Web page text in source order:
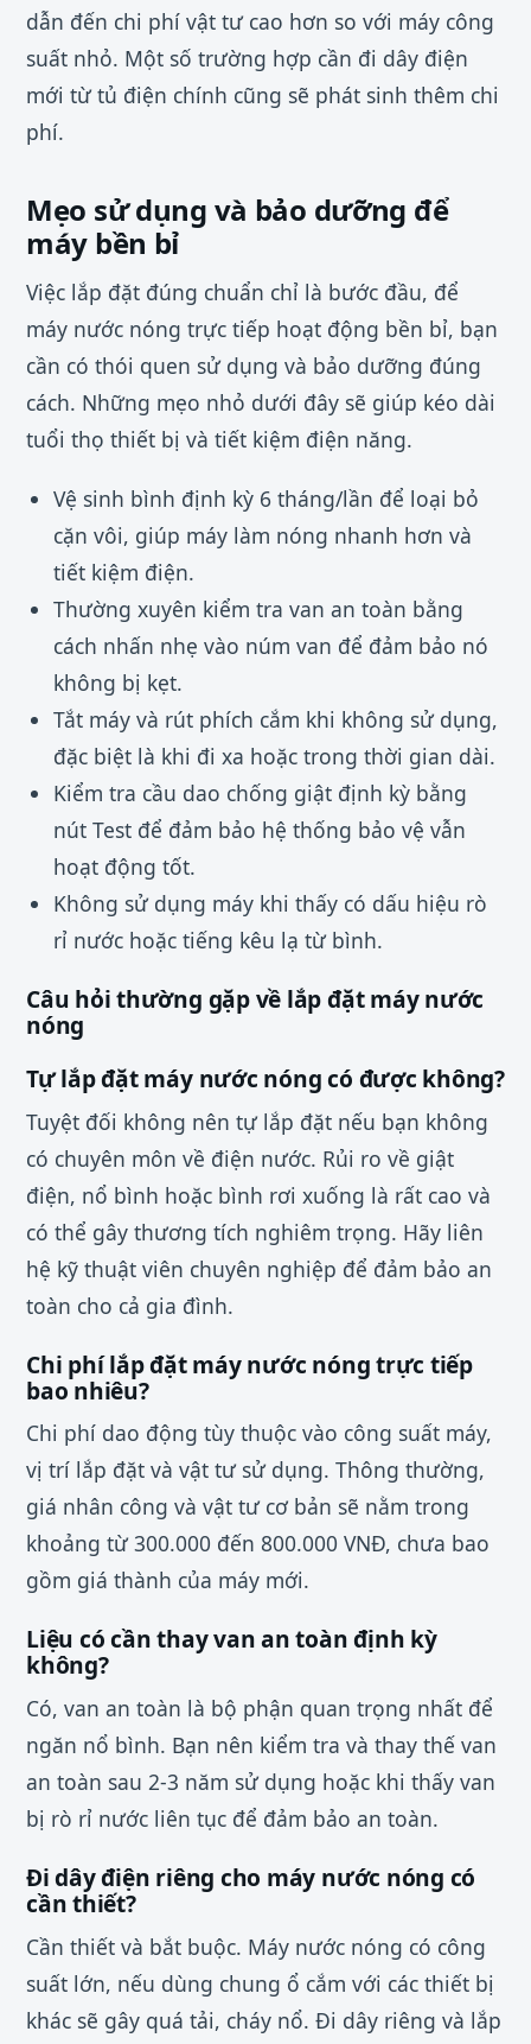
dẫn đến chi phí vật tư cao hơn so với máy công
suất nhỏ. Một số trường hợp cần đi dây điện
mới từ tủ điện chính cũng sẽ phát sinh thêm chi
phí.
Mẹo sử dụng và bảo dưỡng để
máy bền bỉ
Việc lắp đặt đúng chuẩn chỉ là bước đầu, để
máy nước nóng trực tiếp hoạt động bền bỉ, bạn
cần có thói quen sử dụng và bảo dưỡng đúng
cách. Những mẹo nhỏ dưới đây sẽ giúp kéo dài
tuổi thọ thiết bị và tiết kiệm điện năng.
Vệ sinh bình định kỳ 6 tháng/lần để loại bỏ
cặn vôi, giúp máy làm nóng nhanh hơn và
tiết kiệm điện.
Thường xuyên kiểm tra van an toàn bằng
cách nhấn nhẹ vào núm van để đảm bảo nó
không bị kẹt.
Tắt máy và rút phích cắm khi không sử dụng,
đặc biệt là khi đi xa hoặc trong thời gian dài.
Kiểm tra cầu dao chống giật định kỳ bằng
nút Test để đảm bảo hệ thống bảo vệ vẫn
hoạt động tốt.
Không sử dụng máy khi thấy có dấu hiệu rò
rỉ nước hoặc tiếng kêu lạ từ bình.
Câu hỏi thường gặp về lắp đặt máy nước
nóng
Tự lắp đặt máy nước nóng có được không?
Tuyệt đối không nên tự lắp đặt nếu bạn không
có chuyên môn về điện nước. Rủi ro về giật
điện, nổ bình hoặc bình rơi xuống là rất cao và
có thể gây thương tích nghiêm trọng. Hãy liên
hệ kỹ thuật viên chuyên nghiệp để đảm bảo an
toàn cho cả gia đình.
Chi phí lắp đặt máy nước nóng trực tiếp
bao nhiêu?
Chi phí dao động tùy thuộc vào công suất máy,
vị trí lắp đặt và vật tư sử dụng. Thông thường,
giá nhân công và vật tư cơ bản sẽ nằm trong
khoảng từ 300.000 đến 800.000 VNĐ, chưa bao
gồm giá thành của máy mới.
Liệu có cần thay van an toàn định kỳ
không?
Có, van an toàn là bộ phận quan trọng nhất để
ngăn nổ bình. Bạn nên kiểm tra và thay thế van
an toàn sau 2-3 năm sử dụng hoặc khi thấy van
bị rò rỉ nước liên tục để đảm bảo an toàn.
Đi dây điện riêng cho máy nước nóng có
cần thiết?
Cần thiết và bắt buộc. Máy nước nóng có công
suất lớn, nếu dùng chung ổ cắm với các thiết bị
khác sẽ gây quá tải, cháy nổ. Đi dây riêng và lắp